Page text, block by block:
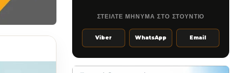
ΣΤΕΙΛΤΕ ΜΗΝΥΜΑ ΣΤΟ ΣΤΟΥΝΤΙΟ
Viber WhatsApp Email